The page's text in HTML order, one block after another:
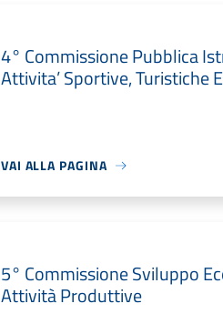
4° Commissione Pubblica
Attivita’ Sportive, Turistiche
VAI ALLA PAGINA
5° Commissione Sviluppo
Attività Produttive